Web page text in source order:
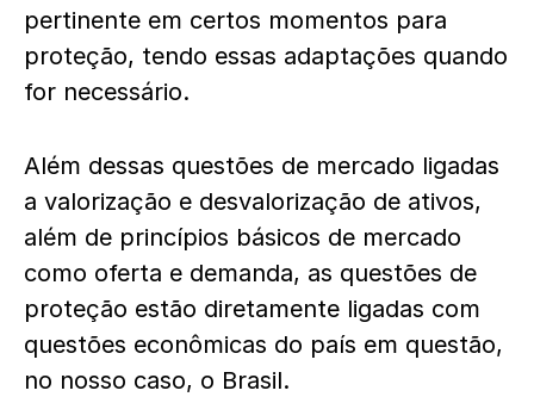
pertinente em certos momentos para
proteção, tendo essas adaptações quando
for necessário.
Além dessas questões de mercado ligadas
a valorização e desvalorização de ativos,
além de princípios básicos de mercado
como oferta e demanda, as questões de
proteção estão diretamente ligadas com
questões econômicas do país em questão,
no nosso caso, o Brasil.